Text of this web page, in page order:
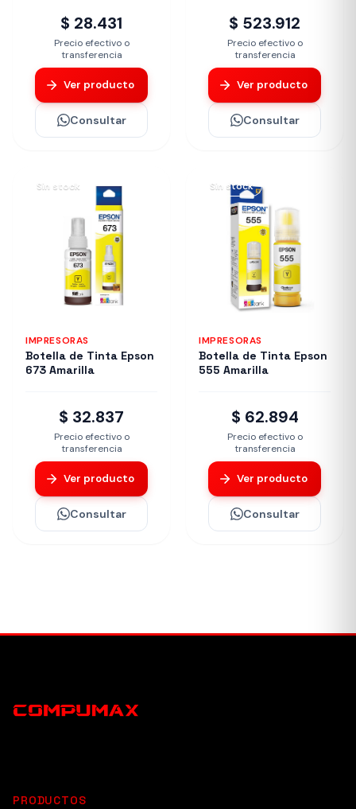
$ 28.431
Precio efectivo o
transferencia
Ver producto
Consultar
$ 523.912
Precio efectivo o
transferencia
Ver producto
Consultar
Sin stock
IMPRESORAS
Botella de Tinta Epson
673 Amarilla
$ 32.837
Precio efectivo o
transferencia
Ver producto
Consultar
Sin stock
IMPRESORAS
Botella de Tinta Epson
555 Amarilla
$ 62.894
Precio efectivo o
transferencia
Ver producto
Consultar
PRODUCTOS